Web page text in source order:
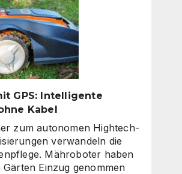
Linien
wieder
gefragt
sind
GPS: Intelligente
Kabel
zum autonomen Hightech-
verwandeln die
Mähroboter haben
Einzug genommen